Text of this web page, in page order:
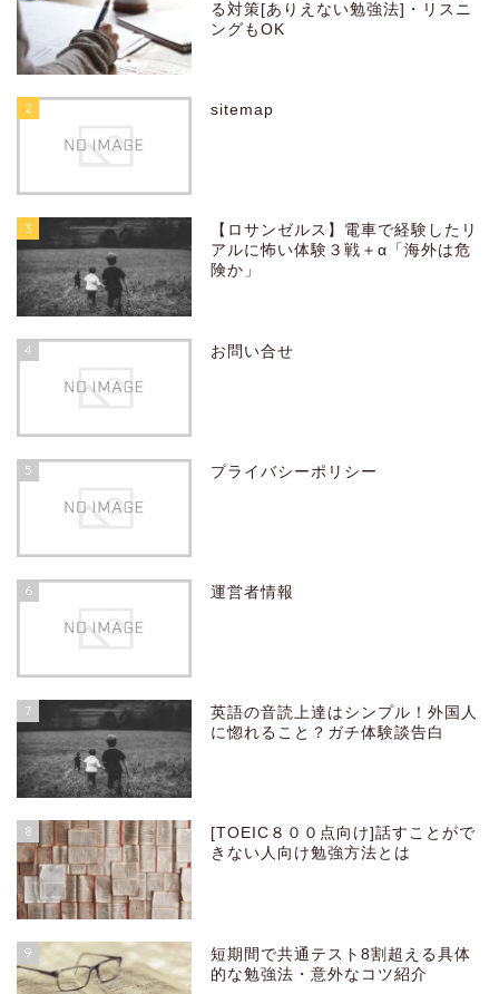
る対策[ありえない勉強法]・リスニ
ングもOK
2 sitemap
3
【ロサンゼルス】電車で経験したリ
アルに怖い体験３戦＋α「海外は危
険か」
4 お問い合せ
5 プライバシーポリシー
6 運営者情報
7
英語の音読上達はシンプル！外国人
に惚れること？ガチ体験談告白
8
[TOEIC８００点向け]話すことがで
きない人向け勉強方法とは
9
短期間で共通テスト8割超える具体
的な勉強法・意外なコツ紹介